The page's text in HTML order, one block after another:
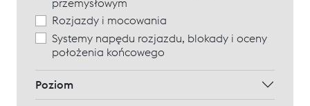
przemysłowym
Rozjazdy i mocowania
Systemy napędu rozjazdu, blokady i oceny
położenia końcowego
Poziom